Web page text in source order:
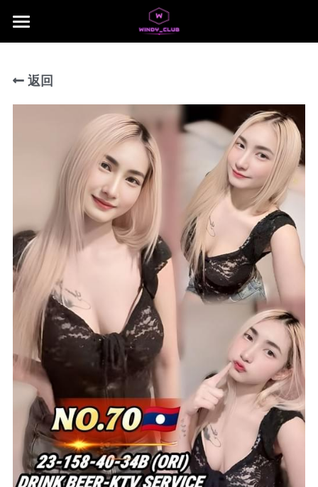
主页
jb area
所有商品分类
Local Taiwan Japan
NUSA 1
NUSA 2
NUSA 3
NUSA 4
NUSA 5
BUKIT INDAH 1
BUKIT INDAH 2
BUKIT INDAH 3
SKUDAI BARU
TAMAN DAYA
Download App
返回
商品分类
所有商品分类